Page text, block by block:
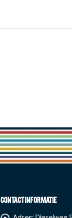
CONTACT INFORMATIE